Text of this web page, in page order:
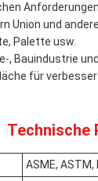
Anforderungen
Union und
Palette usw.
, Bauindustrie
für
Technische
ASME, ASTM,